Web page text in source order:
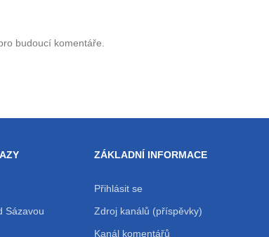
budoucí komentáře.
Sázavou
ZÁKLADNÍ INFORMACE
Přihlásit se
Zdroj kanálů (příspěvky)
Kanál komentářů